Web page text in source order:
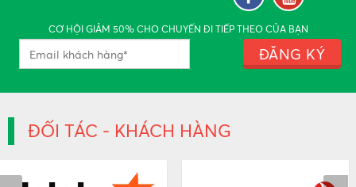
Thứ sáu, 03:25 13/12/2019
LỄ HỘI HOA BAN ĐIỆN BIÊN
CƠ HỘI GIẢM 50% CHO CHUYẾN ĐI TIẾP THEO CỦA BẠN
ĐĂNG KÝ
ĐỐI TÁC - KHÁCH HÀNG